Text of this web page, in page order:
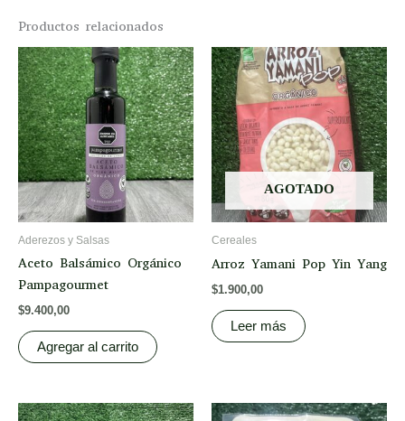
Productos relacionados
Aderezos y Salsas
Aceto Balsámico Orgánico
Pampagourmet
$9.400,00
Agregar al carrito
AGOTADO
Cereales
Arroz Yamani Pop Yin Yang
$1.900,00
Leer más